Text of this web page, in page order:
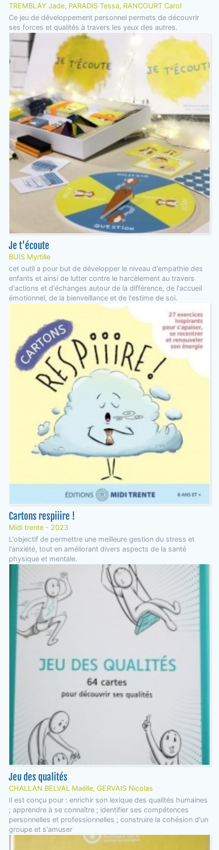
TREMBLAY Jade, PARADIS Tessa, RANCOURT Carol
Ce jeu de développement personnel permets de découvrir
ses forces et qualités à travers les yeux des autres.
Je t'écoute
BUIS Myrtille
cet outil a pour but de développer le niveau d'empathie des
enfants et ainsi de lutter contre le harcèlement au travers
d'actions et d'échanges autour de la différence, de l'accueil
émotionnel, de la bienveillance et de l'estime de soi.
Cartons respiiire !
Midi trente - 2023
L'objectif de permettre une meilleure gestion du stress et
l'anxiété, tout en améliorant divers aspects de la santé
physique et mentale.
Jeu des qualités
CHALLAN BELVAL Maëlle, GERVAIS Nicolas
Il est conçu pour : enrichir son lexique des qualités humaines
; apprendre à se connaître ; identifier ses compétences
personnelles et professionnelles ; construire la cohésion d'un
groupe et s'amuser